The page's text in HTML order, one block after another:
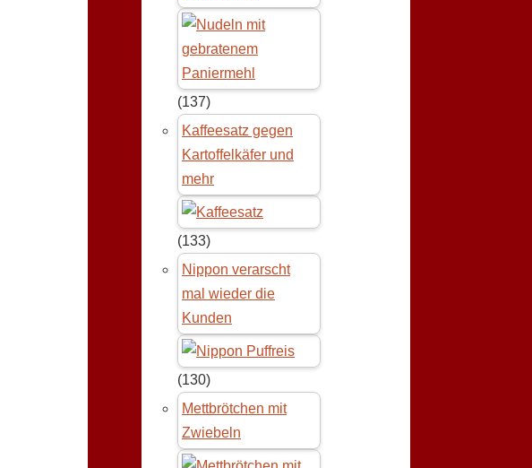
(137)
Kaffeesatz gegen
Kartoffelkäfer und
mehr
(133)
Nippon verarscht
mal wieder die
Kunden
(130)
Mettbrötchen mit
Zwiebeln